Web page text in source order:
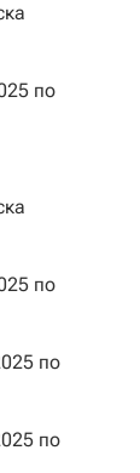
по
по
по
по